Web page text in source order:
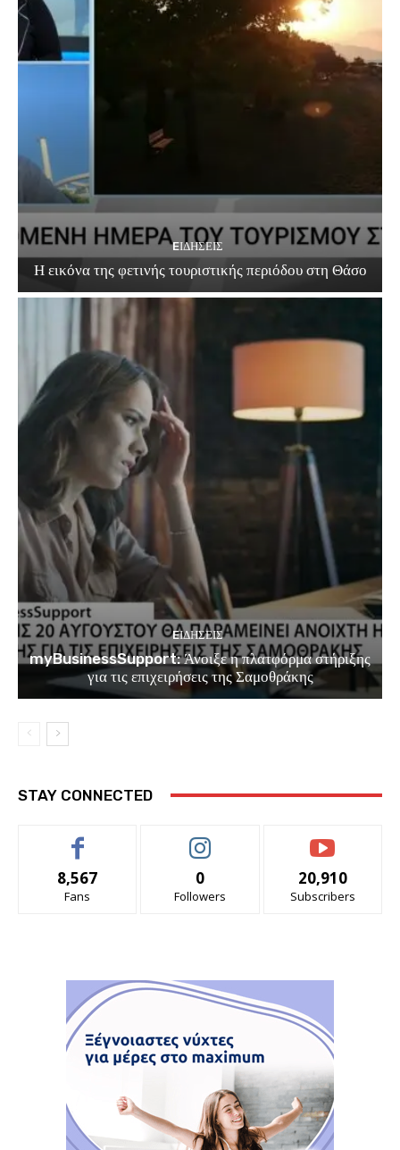
EΙΔΗΣΕΙΣ
Η εικόνα της φετινής τουριστικής περιόδου στη Θάσο
EΙΔΗΣΕΙΣ
myBusinessSupport: Άνοιξε η πλατφόρμα στήριξης
για τις επιχειρήσεις της Σαμοθράκης
STAY CONNECTED
8,567
Fans
0
Followers
20,910
Subscribers